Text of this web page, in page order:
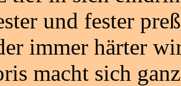
und fester
immer härter
macht sich